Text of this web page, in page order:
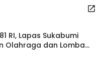
RI, Lapas Sukabumi
Olahraga dan Lomba